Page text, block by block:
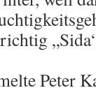
Peter